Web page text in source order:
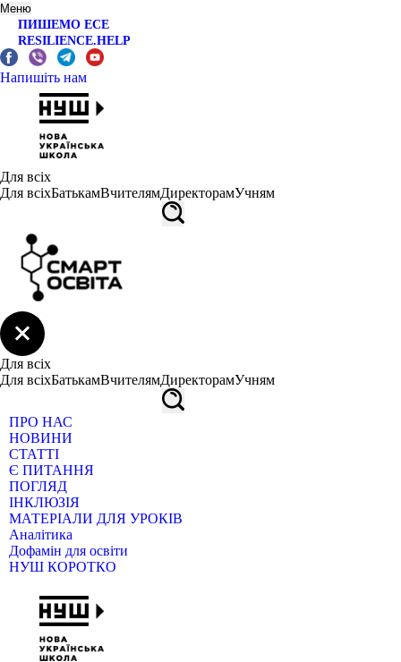
Меню
ПИШЕМО ЕСЕ
RESILIENCE.HELP
Напишіть нам
Для всіх
Для всіхБатькамВчителямДиректорамУчням
Для всіх
Для всіхБатькамВчителямДиректорамУчням
ПРО НАС
НОВИНИ
СТАТТІ
Є ПИТАННЯ
ПОГЛЯД
ІНКЛЮЗІЯ
МАТЕРІАЛИ ДЛЯ УРОКІВ
Аналітика
Дофамін для освіти
НУШ КОРОТКО